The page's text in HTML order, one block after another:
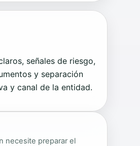
señales de riesgo,
y separación
y canal de la entidad.
necesite preparar el